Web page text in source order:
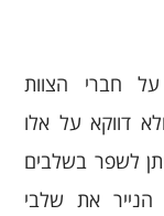
חברי הצוות
דווקא על אלו
לשפר בשלבים
את שלבי